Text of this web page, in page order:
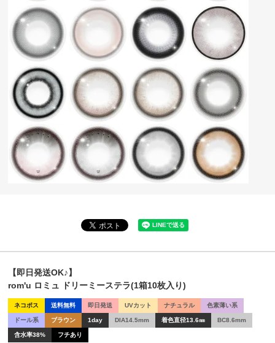
【即日発送OK♪】
rom'u ロミュ ドリーミーステラ(1箱10枚入り)
ネコポス 送料無料 即日発送 UVカット ナチュラル 色素薄い系
ドール系 ブラウン 1day DIA14.5mm 着色直径13.6㎜ BC8.6mm
含水率38% フチあり